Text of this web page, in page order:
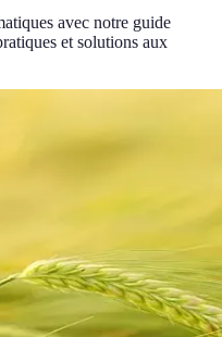
avec notre guide
et solutions aux